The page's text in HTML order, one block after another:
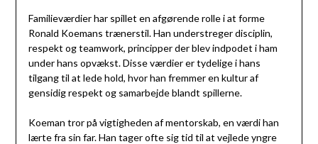
Familieværdier har spillet en afgørende rolle i at forme
Ronald Koemans trænerstil. Han understreger disciplin,
respekt og teamwork, principper der blev indpodet i ham
under hans opvækst. Disse værdier er tydelige i hans
tilgang til at lede hold, hvor han fremmer en kultur af
gensidig respekt og samarbejde blandt spillerne.
Koeman tror på vigtigheden af mentorskab, en værdi han
lærte fra sin far. Han tager ofte sig tid til at vejlede yngre